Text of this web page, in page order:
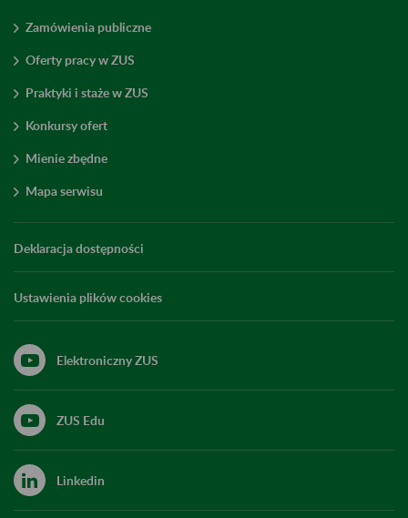
Zamówienia publiczne
Oferty pracy w ZUS
Praktyki i staże w ZUS
Konkursy ofert
Mienie zbędne
Mapa serwisu
Deklaracja dostępności
Ustawienia plików cookies
Elektroniczny ZUS
ZUS Edu
Linkedin